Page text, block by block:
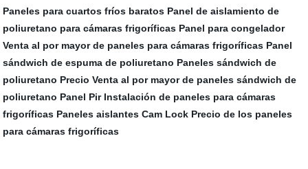
Paneles para cuartos fríos baratos Panel de aislamiento de
poliuretano para cámaras frigoríficas Panel para congelador
Venta al por mayor de paneles para cámaras frigoríficas Panel
sándwich de espuma de poliuretano Paneles sándwich de
poliuretano Precio Venta al por mayor de paneles sándwich de
poliuretano Panel Pir Instalación de paneles para cámaras
frigoríficas Paneles aislantes Cam Lock Precio de los paneles
para cámaras frigoríficas